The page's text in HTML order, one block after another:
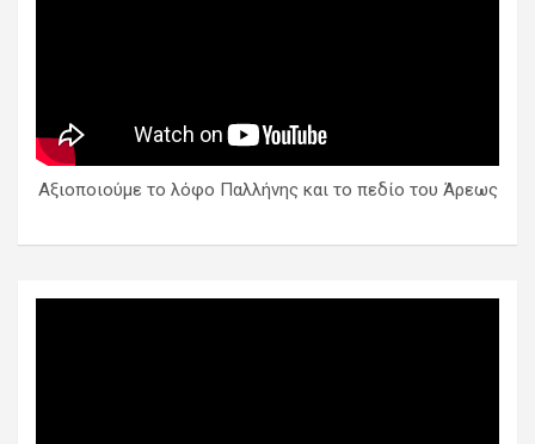
Αξιοποιούμε το λόφο Παλλήνης και το πεδίο του Άρεως